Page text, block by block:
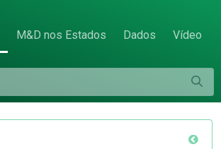
M&D nos Estados Dados Vídeo